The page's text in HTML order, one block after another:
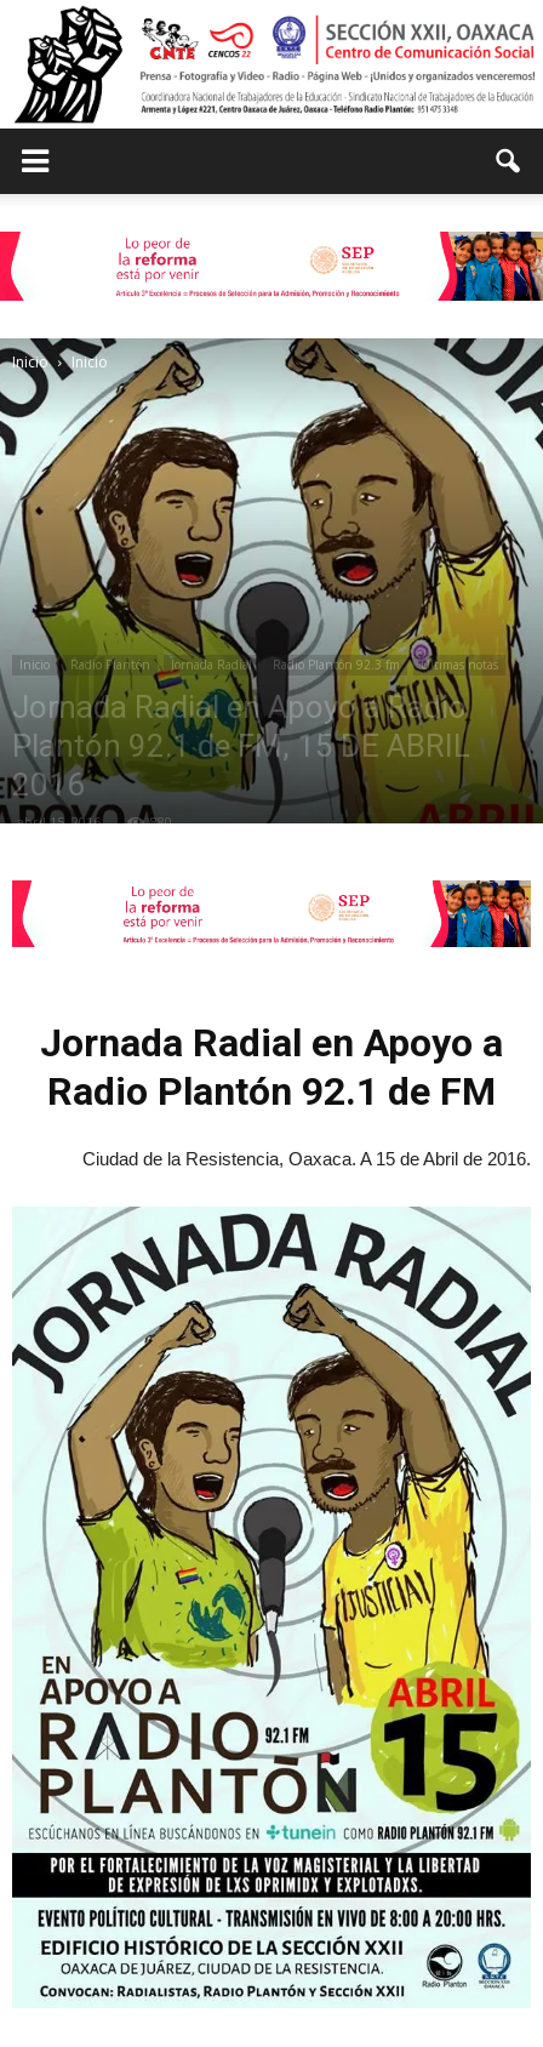
de
Comunicación
Social
de
la
XXII
Inicio Inicio
Inicio Radio Plantón Jornada Radial Radio Plantón 92.3 fm Últimas notas
Jornada Radial en Apoyo a Radio
Plantón 92.1 de FM, 15 DE ABRIL
2016
abril 15, 2016 880
Jornada Radial en Apoyo a
Radio Plantón 92.1 de FM
Ciudad de la Resistencia, Oaxaca. A 15 de Abril de 2016.